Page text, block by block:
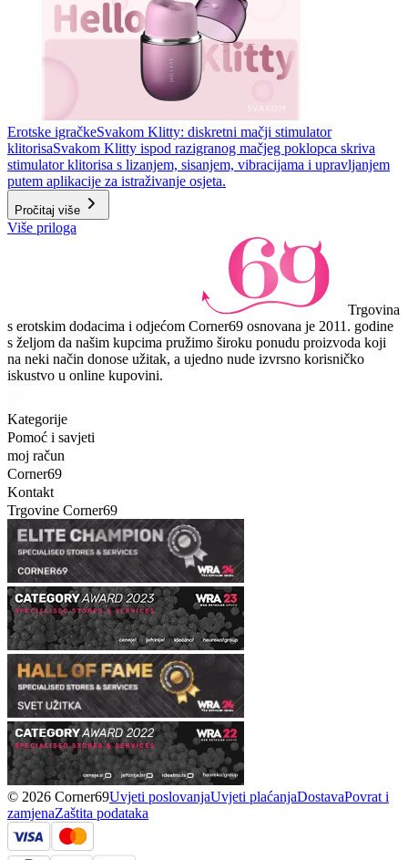
Erotske igračkeSvakom Klitty: diskretni mačji stimulator
klitorisaSvakom Klitty ispod razigranog mačjeg poklopca skriva
stimulator klitorisa s lizanjem, sisanjem, vibracijama i upravljanjem
putem aplikacije za istraživanje osjeta.
Pročitaj više
Više priloga
Trgovina
s erotskim dodacima i odjećom Corner69 osnovana je 2011. godine
s željom da našim kupcima pružimo široku ponudu proizvoda koji
na neki način donose užitak, a ujedno nude izvrsno korisničko
iskustvo u online kupovini.
Kategorije
Pomoć i savjeti
moj račun
Corner69
Kontakt
Trgovine Corner69
© 2026 Corner69Uvjeti poslovanjaUvjeti plaćanjaDostavaPovrat i
zamjenaZaštita podataka